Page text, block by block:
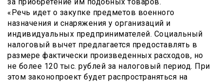
«Речь идет о закупке предметов военного
назначения и снаряжения у организаций и
индивидуальных предпринимателей. Социальный
налоговый вычет предлагается предоставлять в
размере фактически произведенных расходов, но
не более 120 тыс. рублей за налоговый период. При
этом законопроект будет распространяться на